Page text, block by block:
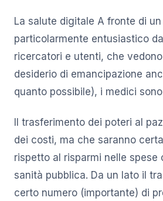
La salute digitale A fronte di
particolarmente entusiastico
ricercatori e utenti, che
desiderio di emancipazione
quanto possibile), i medici
Il trasferimento dei poteri al
dei costi, ma che saranno
rispetto al risparmi nelle spese
sanità pubblica. Da un lato il
certo numero (importante) di